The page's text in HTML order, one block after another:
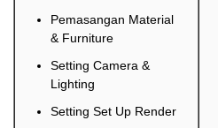
Pemasangan Material
& Furniture
Setting Camera &
Lighting
Setting Set Up Render